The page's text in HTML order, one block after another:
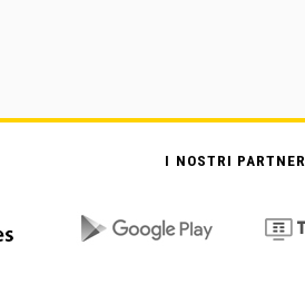
I NOSTRI PARTNER